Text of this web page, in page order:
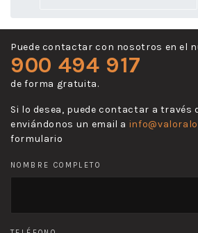
Puede contactar con nosotros en el
900 494 917
de forma gratuita.
Si lo desea, puede contactar a través
enviándonos un email a
formulario
NOMBRE COMPLETO